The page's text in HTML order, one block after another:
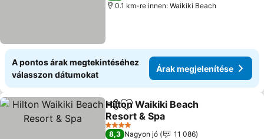
0.1 km-re innen: Waikiki Beach
A pontos árak megtekintéséhez
válasszon dátumokat
Árak megjelenítése
Megosztás
Hozzáadás a kedvencekhez
Hilton Waikiki Beach
Resort & Spa
Árak megjelenítése
4 Kategória
8,3 Nagyon jó
11 086